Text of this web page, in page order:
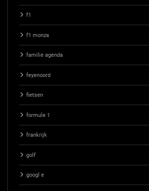
f1
f1 monza
familie agenda
feyenoord
fietsen
formule 1
frankrijk
golf
googl e